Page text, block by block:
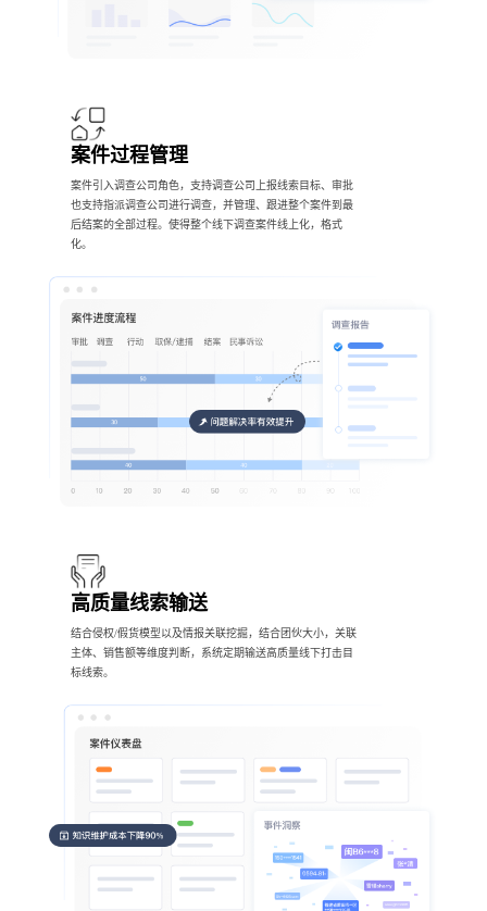
案件过程管理
案件引入调查公司角色，支持调查公司上报线索目标、审批
也支持指派调查公司进行调查，并管理、跟进整个案件到最
后结案的全部过程。使得整个线下调查案件线上化，格式
化。
高质量线索输送
结合侵权/假货模型以及情报关联挖掘，结合团伙大小，关联
主体、销售额等维度判断，系统定期输送高质量线下打击目
标线索。